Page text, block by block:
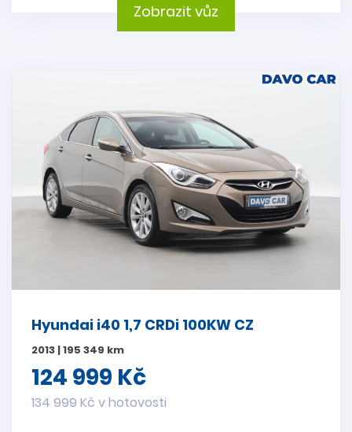
Zobrazit vůz
Hyundai i40 1,7 CRDi 100KW CZ
2013 | 195 349 km
124 999 Kč
134 999 Kč v hotovosti